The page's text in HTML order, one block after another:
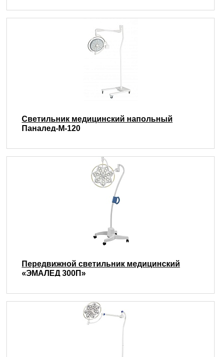
Светильник медицинский напольный
Паналед-М-120
Передвижной светильник медицинский
«ЭМАЛЕД 300П»